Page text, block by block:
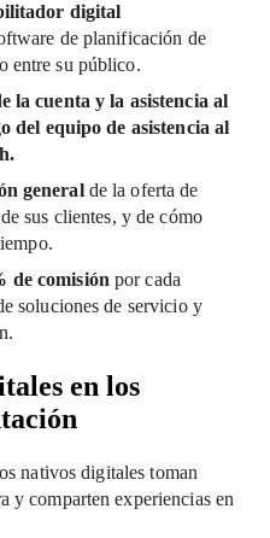
digital
de planificación de
entre su público.
la cuenta y la asistencia al
del equipo de asistencia al
general de la oferta de
sus clientes, y de cómo
de comisión por cada
soluciones de servicio y
en los
os nativos digitales toman
y comparten experiencias en